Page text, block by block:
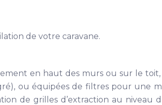
de votre caravane.
en haut des murs ou sur le
ou équipées de filtres pour une
de grilles d’extraction au niveau